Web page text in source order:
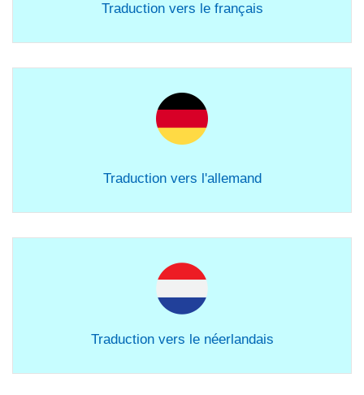
Traduction vers le français
Traduction vers l'allemand
Traduction vers le néerlandais